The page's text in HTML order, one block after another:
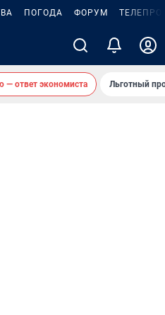
ПОГОДА ФОРУМ
— ответ экономиста Льготный